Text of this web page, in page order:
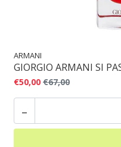
ARMANI
GIORGIO ARMANI SI
€50,00 €67,00
-